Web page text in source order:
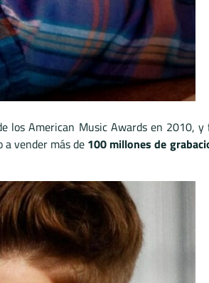
los American Music Awards en 2010,
vender más de 100 millones de